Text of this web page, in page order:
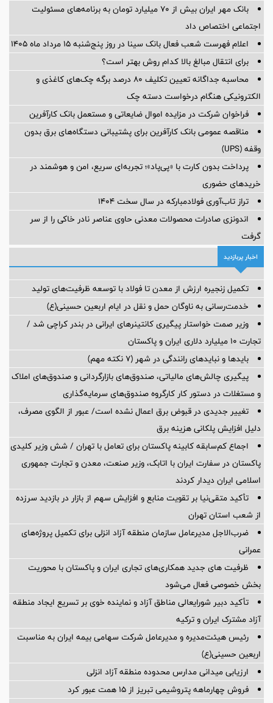
بانک مهر ایران بیش از ۷۰ میلیارد تومان به برنامه‌های مسئولیت
اجتماعی اختصاص داد
اعلام فهرست شعب فعال بانک سینا در روز پنج‌شنبه 15 مرداد ماه 1405
برای انتقال مبالغ بالا کدام روش بهتر است؟
محاسبه جداگانه تعیین تکلیف 80 درصد برگه چک‌های کاغذی و
الکترونیکی هنگام درخواست دسته چک
فراخوان شرکت در مزایده اموال ضایعاتی و مستعمل بانک کارآفرین
مناقصه عمومی بانک کارآفرین برای پشتیبانی دستگاه‌های برق بدون
وقفه (UPS)
پرداخت بدون کارت با «پی‌پاد»؛ تجربه‌ای سریع، امن و هوشمند در
خریدهای حضوری
تراز تاب‌آوری فولادمبارکه در سال سخت ۱۴۰۴
اندونزی صادرات محصولات معدنی حاوی عناصر نادر خاکی را از سر
گرفت
اخبار پربازدید
تکمیل زنجیره ارزش از معدن تا فولاد با توسعه ظرفیت‌های تولید
خدمت‌رسانی به ناوگان حمل و نقل در ایام اربعین حسینی(ع)
وزیر صمت خواستار پیگیری کانتینرهای ایرانی در بندر کراچی شد /
تجارت ۱۰ میلیارد دلاری ایران و پاکستان
بایدها و نبایدهای رانندگی در شهر (۷ نکته مهم)
پیگیری چالش‌های مالیاتی، صندوق‌های بازارگردانی و صندوق‌های املاک
و مستغلات در دستور کار کارگروه صندوق‌های سرمایه‌گذاری
تغییر جدیدی در قبوض برق اعمال نشده است/ عبور از الگوی مصرف،
دلیل افزایش پلکانی هزینه برق
اجماع کم‌سابقه کابینه پاکستان برای تعامل با تهران / شش وزیر کلیدی
پاکستان در سفارت ایران با اتابک، وزیر صنعت، معدن و تجارت جمهوری
اسلامی ایران دیدار کردند
تأکید متقی‌نیا بر تقویت منابع و افزایش سهم از بازار در بازدید سرزده
از شعب استان تهران
ضرب‌الاجل مدیرعامل سازمان منطقه آزاد انزلی برای تكمیل پروژه‌های
عمرانی
ظرفیت های جدید همکاری‌های تجاری ایران و پاکستان با محوریت
بخش خصوصی فعال می‌شود
تأکید دبیر شورایعالی مناطق آزاد و نماینده خوی بر تسریع ایجاد منطقه
آزاد مشترک ایران و ترکیه
رئیس هیئت‌مدیره و مدیرعامل شرکت سهامی بیمه ایران به مناسبت
اربعین حسینی(ع)
ارزیابی میدانی مدارس محدوده منطقه آزاد انزلی
فروش چهارماهه پتروشیمی تبریز از ۱۵ همت عبور کرد